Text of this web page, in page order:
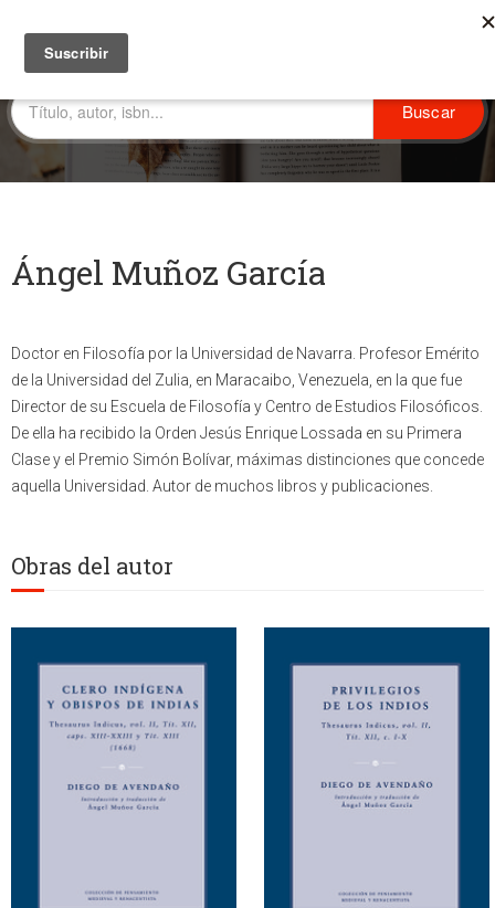
Ángel Muñoz García
Doctor en Filosofía por la Universidad de Navarra. Profesor Emérito
de la Universidad del Zulia, en Maracaibo, Venezuela, en la que fue
Director de su Escuela de Filosofía y Centro de Estudios Filosóficos.
De ella ha recibido la Orden Jesús Enrique Lossada en su Primera
Clase y el Premio Simón Bolívar, máximas distinciones que concede
aquella Universidad. Autor de muchos libros y publicaciones.
Obras del autor